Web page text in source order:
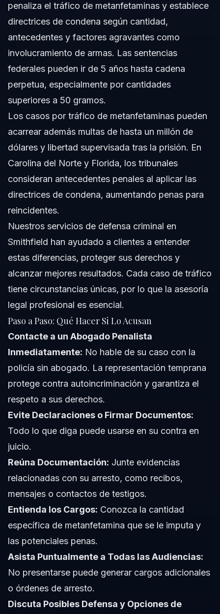
penaliza el tráfico de metanfetaminas y establece
directrices de condena según cantidad,
antecedentes y factores agravantes como
involucramiento de armas. Las sentencias
federales pueden ir de 5 años hasta cadena
perpetua, especialmente por cantidades
superiores a 50 gramos.
Los casos por tráfico de metanfetaminas pueden
acarrear además multas de hasta un millón de
dólares y libertad supervisada tras la prisión. En
Carolina del Norte y Florida, los tribunales
consideran antecedentes penales al aplicar las
directrices de condena, aumentando penas para
reincidentes.
Nuestros servicios de defensa criminal en
Smithfield han ayudado a clientes a entender
estas diferencias, proteger sus derechos y
alcanzar mejores resultados. Cada caso de tráfico
tiene circunstancias únicas, por lo que la asesoría
legal profesional es esencial.
Paso a Paso: Qué Hacer Si Lo Acusan
Contacte a un Abogado Penalista
Inmediatamente: No hable de su caso con la
policía sin abogado. La representación temprana
protege contra autoincriminación y garantiza el
respeto a sus derechos.
Evite Declaraciones o Firmar Documentos:
Todo lo que diga puede usarse en su contra en
juicio.
Reúna Documentación: Junte evidencias
relacionadas con su arresto, como recibos,
mensajes o contactos de testigos.
Entienda los Cargos: Conozca la cantidad
específica de metanfetamina que se le imputa y
las potenciales penas.
Asista Puntualmente a Todas las Audiencias:
No presentarse puede generar cargos adicionales
o órdenes de arresto.
Discuta Posibles Defensa y Opciones de